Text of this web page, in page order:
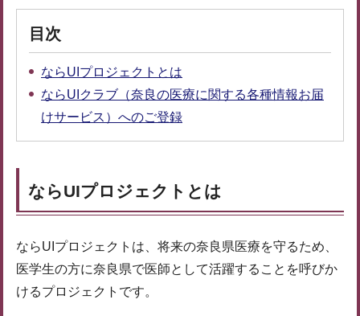
目次
ならUIプロジェクトとは
ならUIクラブ（奈良の医療に関する各種情報お届
けサービス）へのご登録
ならUIプロジェクトとは
ならUIプロジェクトは、将来の奈良県医療を守るため、
医学生の方に奈良県で医師として活躍することを呼びか
けるプロジェクトです。